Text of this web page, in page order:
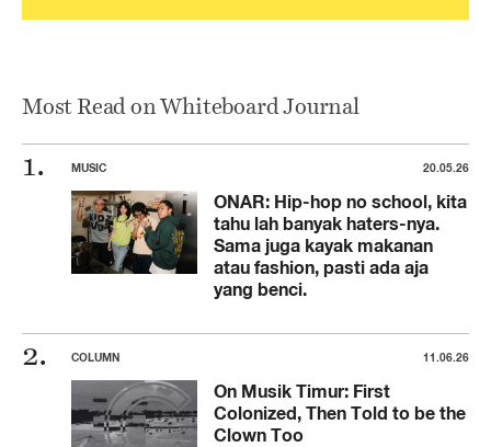
Most Read on Whiteboard Journal
MUSIC 20.05.26
ONAR: Hip-hop no school, kita
tahu lah banyak haters-nya.
Sama juga kayak makanan
atau fashion, pasti ada aja
yang benci.
COLUMN 11.06.26
On Musik Timur: First
Colonized, Then Told to be the
Clown Too